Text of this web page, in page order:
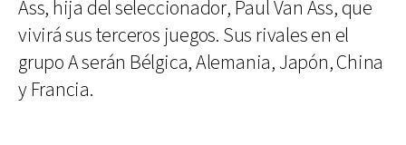
Ass, hija del seleccionador, Paul Van Ass, que
vivirá sus terceros juegos. Sus rivales en el
grupo A serán Bélgica, Alemania, Japón, China
y Francia.